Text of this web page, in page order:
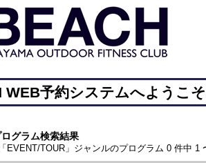
WEB予約システムへようこ
ログラム検索結果
EVENT/TOUR」ジャンルのプログラム 0 件中 1